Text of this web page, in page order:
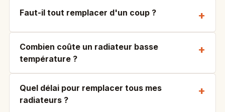
Faut-il tout remplacer d'un coup ?
Combien coûte un radiateur basse
température ?
Quel délai pour remplacer tous mes
radiateurs ?